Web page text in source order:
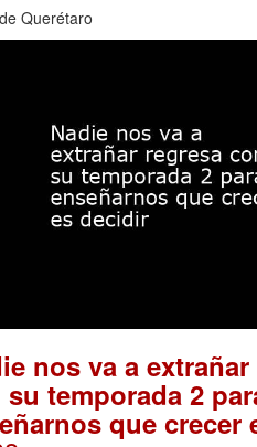
Querétaro
nos va a
temporada 2
que crecer